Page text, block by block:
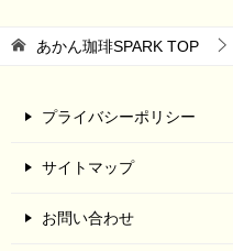
あかん珈琲SPARK TOP
プライバシーポリシー
サイトマップ
お問い合わせ